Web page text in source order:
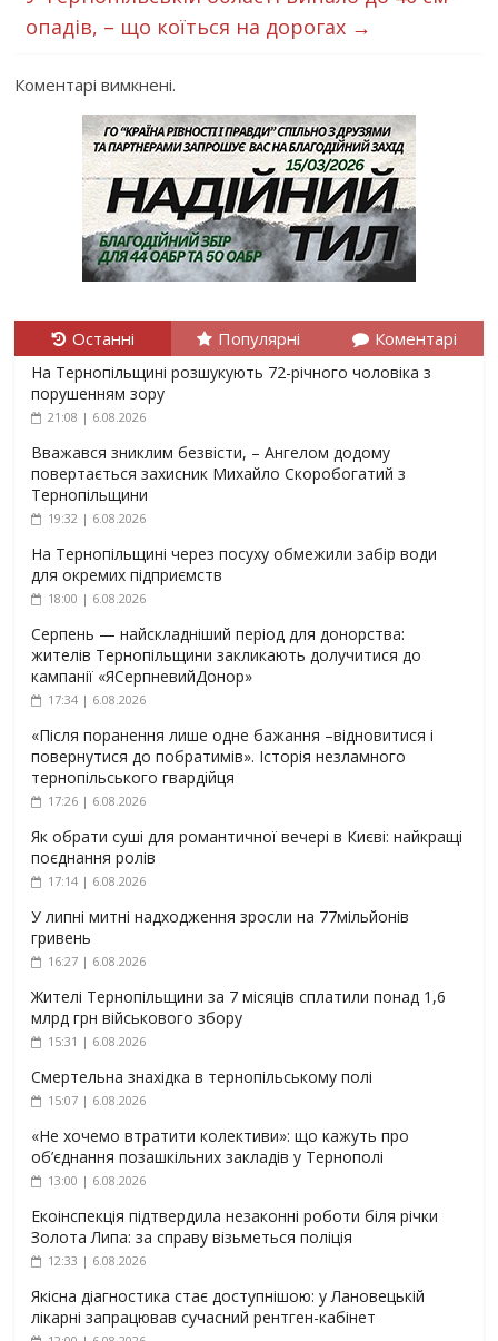
опадів, – що коїться на дорогах →
Коментарі вимкнені.
Останні Популярні Коментарі
На Тернопільщині розшукують 72-річного чоловіка з
порушенням зору
21:08 | 6.08.2026
Вважався зниклим безвісти, – Ангелом додому
повертається захисник Михайло Скоробогатий з
Тернопільщини
19:32 | 6.08.2026
На Тернопільщині через посуху обмежили забір води
для окремих підприємств
18:00 | 6.08.2026
Серпень — найскладніший період для донорства:
жителів Тернопільщини закликають долучитися до
кампанії «ЯСерпневийДонор»
17:34 | 6.08.2026
«Після поранення лише одне бажання –відновитися і
повернутися до побратимів». Історія незламного
тернопільського гвардійця
17:26 | 6.08.2026
Як обрати суші для романтичної вечері в Києві: найкращі
поєднання ролів
17:14 | 6.08.2026
У липні митні надходження зросли на 77мільйонів
гривень
16:27 | 6.08.2026
Жителі Тернопільщини за 7 місяців сплатили понад 1,6
млрд грн військового збору
15:31 | 6.08.2026
Смертельна знахідка в тернопільському полі
15:07 | 6.08.2026
«Не хочемо втратити колективи»: що кажуть про
об’єднання позашкільних закладів у Тернополі
13:00 | 6.08.2026
Екоінспекція підтвердила незаконні роботи біля річки
Золота Липа: за справу візьметься поліція
12:33 | 6.08.2026
Якісна діагностика стає доступнішою: у Лановецькій
лікарні запрацював сучасний рентген-кабінет